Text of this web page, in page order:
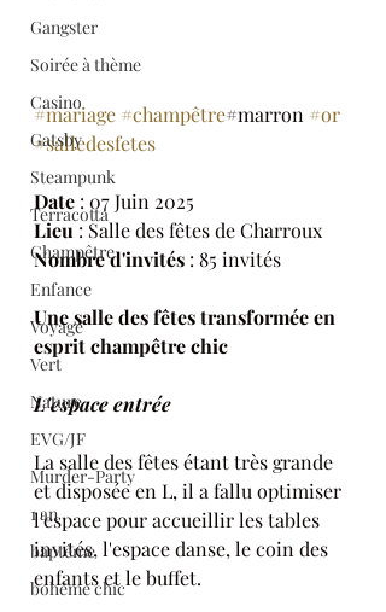
Gangster
Soirée à thème
Casino
Gatsby
Steampunk
Terracotta
Champêtre
Enfance
Voyage
Vert
Nature
EVG/JF
Murder-Party
1 an
baptême
bohême chic
#mariage #champêtre#marron #or
#salledesfetes
Date : 07 Juin 2025
Lieu : Salle des fêtes de Charroux
Nombre d'invités : 85 invités
Une salle des fêtes transformée en
esprit champêtre chic
L'espace entrée
La salle des fêtes étant très grande
et disposée en L, il a fallu optimiser
l'espace pour accueillir les tables
invités, l'espace danse, le coin des
enfants et le buffet.